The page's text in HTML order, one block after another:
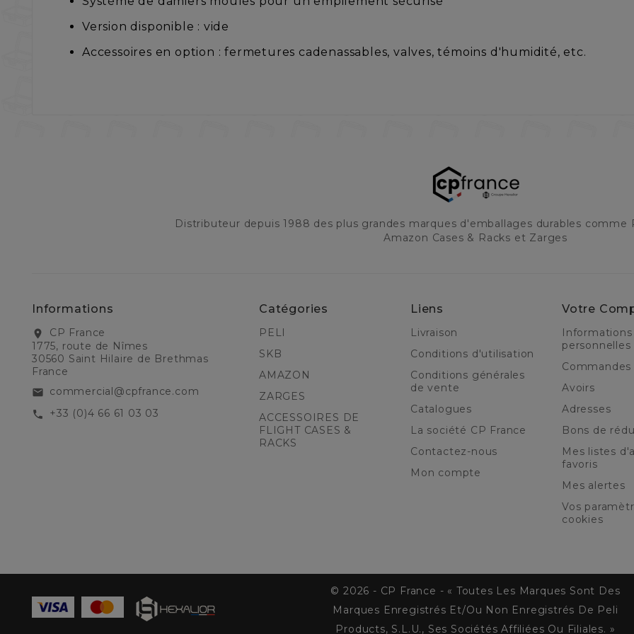
Version disponible : vide
Accessoires en option : fermetures cadenassables, valves, témoins d'humidité, etc.
Distributeur depuis 1988 des plus grandes marques d'emballages durables comme
Amazon Cases & Racks et Zarges
Informations
location_on
CP France
1775, route de Nîmes
30560 Saint Hilaire de Brethmas
France
email commercial@cpfrance.com
call +33 (0)4 66 61 03 03
Catégories
PELI
SKB
AMAZON
ZARGES
ACCESSOIRES DE
FLIGHT CASES &
RACKS
Liens
Livraison
Conditions d'utilisation
Conditions générales
de vente
Catalogues
La société CP France
Contactez-nous
Mon compte
Votre
Informations
personnelles
Commandes
Avoirs
Adresses
Bons de
Mes listes
favoris
Mes alertes
Vos
cookies
© 2026 - CP France - « Toutes Les Marques Sont Des
Marques Enregistrés Et/ou Non Enregistrés De Peli
Products, S.L.U., Ses Sociétés Affiliées Ou Filiales. »